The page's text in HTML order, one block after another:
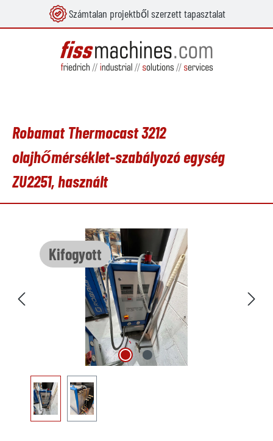
Számtalan projektből szerzett tapasztalat
Robamat Thermocast 3212
olajhőmérséklet-szabályozó egység
ZU2251, használt
Kifogyott
Képgaléria kihagyása